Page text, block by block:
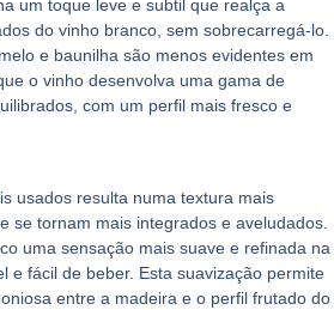
um toque leve e subtil que realça a
do vinho branco, sem sobrecarregá-lo.
e baunilha são menos evidentes em
o vinho desenvolva uma gama de
, com um perfil mais fresco e
usados resulta numa textura mais
se tornam mais integrados e aveludados.
uma sensação mais suave e refinada na
e fácil de beber. Esta suavização permite
entre a madeira e o perfil frutado do